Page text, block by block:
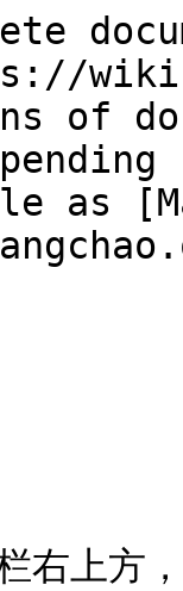
of
as
右上方